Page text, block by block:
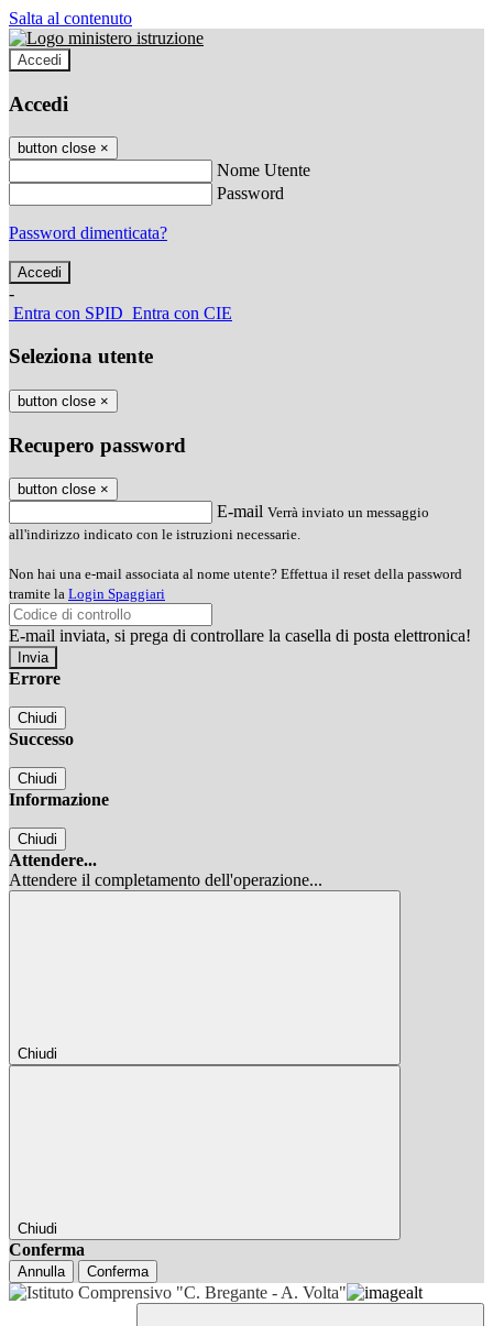
Salta al contenuto
Accedi
Accedi
button close ×
Nome Utente
Password
Password dimenticata?
-
Entra con SPID Entra con CIE
Seleziona utente
button close ×
Recupero password
button close ×
E-mail Verrà inviato un messaggio
all'indirizzo indicato con le istruzioni necessarie.
Non hai una e-mail associata al nome utente? Effettua il reset della password
tramite la Login Spaggiari
E-mail inviata, si prega di controllare la casella di posta elettronica!
Errore
Chiudi
Successo
Chiudi
Informazione
Chiudi
Attendere...
Attendere il completamento dell'operazione...
Chiudi
Chiudi
Conferma
Annulla Conferma